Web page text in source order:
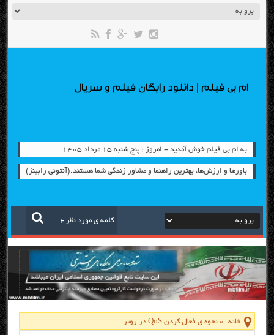
ام بی فیلم | دانلود رایگان فیلم و سریال
به ام بی فیلم خوش آمدید - امروز : پنج شنبه ۱۵ مرداد ۱۴۰۵
باورها و ارزش‌ها، بهترين راهنما و مشاور زندگي شما هستند.(آنتوني رابينز)
خانه »نحوه ي فعال كردن QoS در روتر